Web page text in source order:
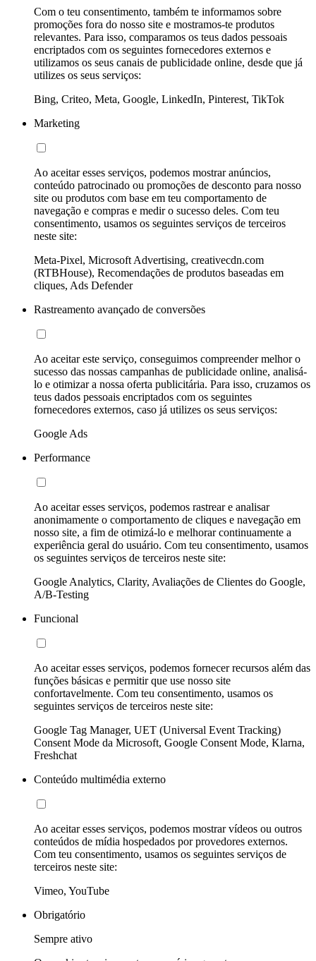
Com o teu consentimento, também te informamos sobre
promoções fora do nosso site e mostramos-te produtos
relevantes. Para isso, comparamos os teus dados pessoais
encriptados com os seguintes fornecedores externos e
utilizamos os seus canais de publicidade online, desde que já
utilizes os seus serviços:
Bing, Criteo, Meta, Google, LinkedIn, Pinterest, TikTok
Marketing
Ao aceitar esses serviços, podemos mostrar anúncios,
conteúdo patrocinado ou promoções de desconto para nosso
site ou produtos com base em teu comportamento de
navegação e compras e medir o sucesso deles. Com teu
consentimento, usamos os seguintes serviços de terceiros
neste site:
Meta-Pixel, Microsoft Advertising, creativecdn.com
(RTBHouse), Recomendações de produtos baseadas em
cliques, Ads Defender
Rastreamento avançado de conversões
Ao aceitar este serviço, conseguimos compreender melhor o
sucesso das nossas campanhas de publicidade online, analisá-
lo e otimizar a nossa oferta publicitária. Para isso, cruzamos os
teus dados pessoais encriptados com os seguintes
fornecedores externos, caso já utilizes os seus serviços:
Google Ads
Performance
Ao aceitar esses serviços, podemos rastrear e analisar
anonimamente o comportamento de cliques e navegação em
nosso site, a fim de otimizá-lo e melhorar continuamente a
experiência geral do usuário. Com teu consentimento, usamos
os seguintes serviços de terceiros neste site:
Google Analytics, Clarity, Avaliações de Clientes do Google,
A/B-Testing
Funcional
Ao aceitar esses serviços, podemos fornecer recursos além das
funções básicas e permitir que use nosso site
confortavelmente. Com teu consentimento, usamos os
seguintes serviços de terceiros neste site:
Google Tag Manager, UET (Universal Event Tracking)
Consent Mode da Microsoft, Google Consent Mode, Klarna,
Freshchat
Conteúdo multimédia externo
Ao aceitar esses serviços, podemos mostrar vídeos ou outros
conteúdos de mídia hospedados por provedores externos.
Com teu consentimento, usamos os seguintes serviços de
terceiros neste site:
Vimeo, YouTube
Obrigatório
Sempre ativo